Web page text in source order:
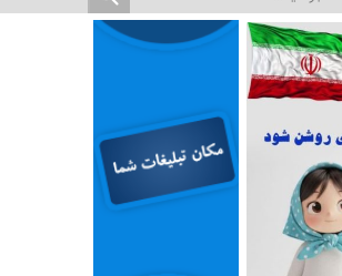
معاون غذا و داروی دانشگاه علوم پزشکی لرستان:
داروخانه‌های استان در چهار ماه نخست سال ۱۴۰۵ خبر داد